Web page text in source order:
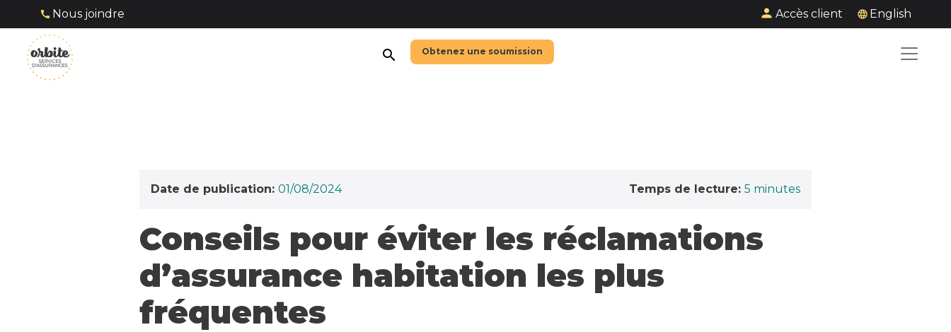
Nous joindre Accès client English
search Obtenez une soumission
Date de publication: 01/08/2024 Temps de lecture: 5 minutes
Conseils pour éviter les réclamations
d’assurance habitation les plus
fréquentes